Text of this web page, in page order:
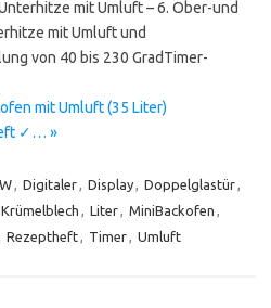
mit Umluft – 6. Ober-und
mit Umluft und
von 40 bis 230 GradTimer-
mit Umluft (35 Liter)
✓… »
, Digitaler, Display, Doppelglastür,
Krümelblech , Liter, MiniBackofen ,
Rezeptheft, Timer, Umluft